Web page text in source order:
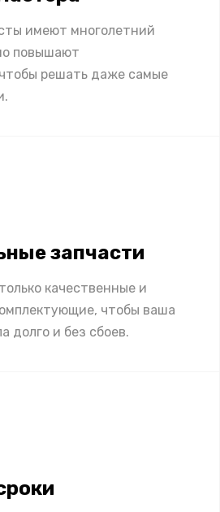
имеют многолетний
повышают
решать даже самые
запчасти
качественные и
чтобы ваша
долго и без сбоев.